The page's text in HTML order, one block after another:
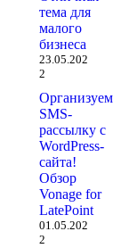
тема для
малого
бизнеса
23.05.202
2
Организуем
SMS-
рассылку с
WordPress-
сайта!
Обзор
Vonage for
LatePoint
01.05.202
2